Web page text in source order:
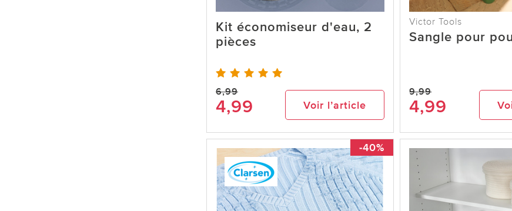
Kit économiseur d'eau, 2
pièces
6,99
4,99 Voir l’article
Victor Tools
Sangle pour
9,99
4,99
-40%